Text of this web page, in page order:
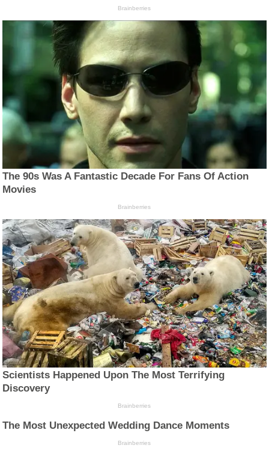
Brainberries
The 90s Was A Fantastic Decade For Fans Of Action
Movies
Brainberries
Scientists Happened Upon The Most Terrifying
Discovery
Brainberries
The Most Unexpected Wedding Dance Moments
Brainberries